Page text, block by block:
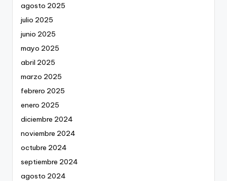
agosto 2025
julio 2025
junio 2025
mayo 2025
abril 2025
marzo 2025
febrero 2025
enero 2025
diciembre 2024
noviembre 2024
octubre 2024
septiembre 2024
agosto 2024